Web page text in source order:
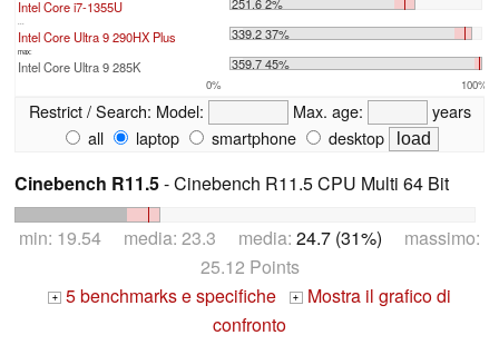
Intel Core i7-1355U
...
Intel Core Ultra 9 290HX Plus 339.2 37%
max:
Intel Core Ultra 9 285K 359.7 45%
0% 100%
Restrict / Search: Model: Max. age:
years
all
laptop smartphone desktop
Cinebench R11.5- Cinebench R11.5 CPU Multi 64 Bit
min: 19.54 media: 23.3 media: 24.7 (31%) massimo:
25.12 Points
+ 5 benchmarks e specifiche + Mostra il grafico di
confronto